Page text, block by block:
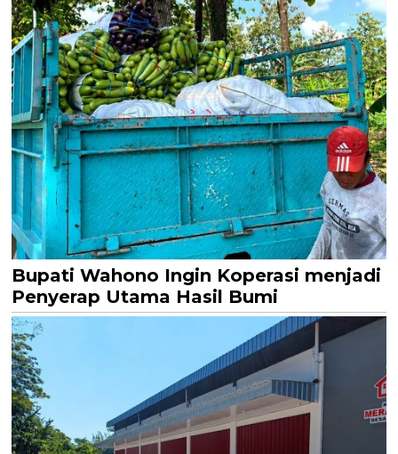
Bupati Wahono Ingin Koperasi menjadi
Penyerap Utama Hasil Bumi